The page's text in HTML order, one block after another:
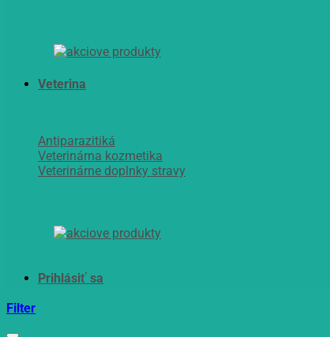
Veterina
Antiparazitiká
Veterinárna kozmetika
Veterinárne doplnky stravy
Filter